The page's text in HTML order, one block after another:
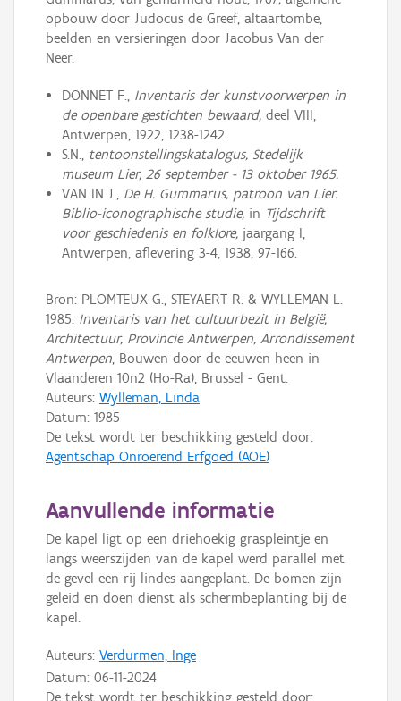
opbouw door Judocus de Greef, altaartombe,
beelden en versieringen door Jacobus Van der
Neer.
DONNET F.,Inventaris der kunstvoorwerpen in
de openbare gestichten bewaard, deel VIII,
Antwerpen, 1922, 1238-1242.
S.N., tentoonstellingskatalogus, Stedelijk
museum Lier, 26 september - 13 oktober 1965.
VAN IN J., De H. Gummarus, patroon van Lier.
Biblio-iconographische studie,in Tijdschrift
voor geschiedenis en folklore,jaargang I,
Antwerpen, aflevering 3-4, 1938, 97-166.
Bron: PLOMTEUX G., STEYAERT R. & WYLLEMAN L.
1985: Inventaris van het cultuurbezit in België,
Architectuur, Provincie Antwerpen, Arrondissement
Antwerpen, Bouwen door de eeuwen heen in
Vlaanderen 10n2 (Ho-Ra), Brussel - Gent.
Auteurs: Wylleman, Linda
Datum: 1985
De tekst wordt ter beschikking gesteld door:
Agentschap Onroerend Erfgoed (AOE)
Aanvullende informatie
De kapel ligt op een driehoekig graspleintje en
langs weerszijden van de kapel werd parallel met
de gevel een rij lindes aangeplant. De bomen zijn
geleid en doen dienst als schermbeplanting bij de
kapel.
Auteurs: Verdurmen, Inge
Datum: 06-11-2024
De tekst wordt ter beschikking gesteld door: